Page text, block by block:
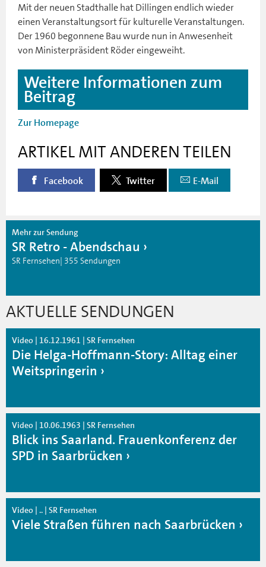
Mit der neuen Stadthalle hat Dillingen endlich wieder
einen Veranstaltungsort für kulturelle Veranstaltungen.
Der 1960 begonnene Bau wurde nun in Anwesenheit
von Ministerpräsident Röder eingeweiht.
Weitere Informationen zum
Beitrag
Zur Homepage
ARTIKEL MIT ANDEREN TEILEN
Facebook Twitter E-Mail
Mehr zur Sendung
SR Retro - Abendschau
SR Fernsehen| 355 Sendungen
AKTUELLE SENDUNGEN
Video | 16.12.1961 | SR Fernsehen
Die Helga-Hoffmann-Story: Alltag einer
Weitspringerin
Video | 10.06.1963 | SR Fernsehen
Blick ins Saarland. Frauenkonferenz der
SPD in Saarbrücken
Video | .. | SR Fernsehen
Viele Straßen führen nach Saarbrücken